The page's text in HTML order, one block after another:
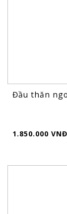
Đầu thăn
1.850.000 VNĐ